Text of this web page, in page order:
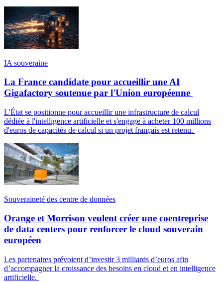
IA souveraine
La France candidate pour accueillir une AI
Gigafactory soutenue par l'Union européenne
L'État se positionne pour accueillir une infrastructure de calcul
dédiée à l'intelligence artificielle et s'engage à acheter 100 millions
d'euros de capacités de calcul si un projet français est retenu.
Souveraineté des centre de données
Orange et Morrison veulent créer une coentreprise
de data centers pour renforcer le cloud souverain
européen
Les partenaires prévoient d’investir 3 milliards d’euros afin
d’accompagner la croissance des besoins en cloud et en intelligence
artificielle.